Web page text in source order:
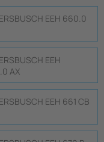
EEH 660.0
EEH
AX
EEH 661 CB